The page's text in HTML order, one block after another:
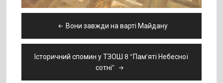
записів
Вони завжди на варті Майдану
Історичний спомин у ТЗОШ 8 “Пам’яті Небесної
сотні”